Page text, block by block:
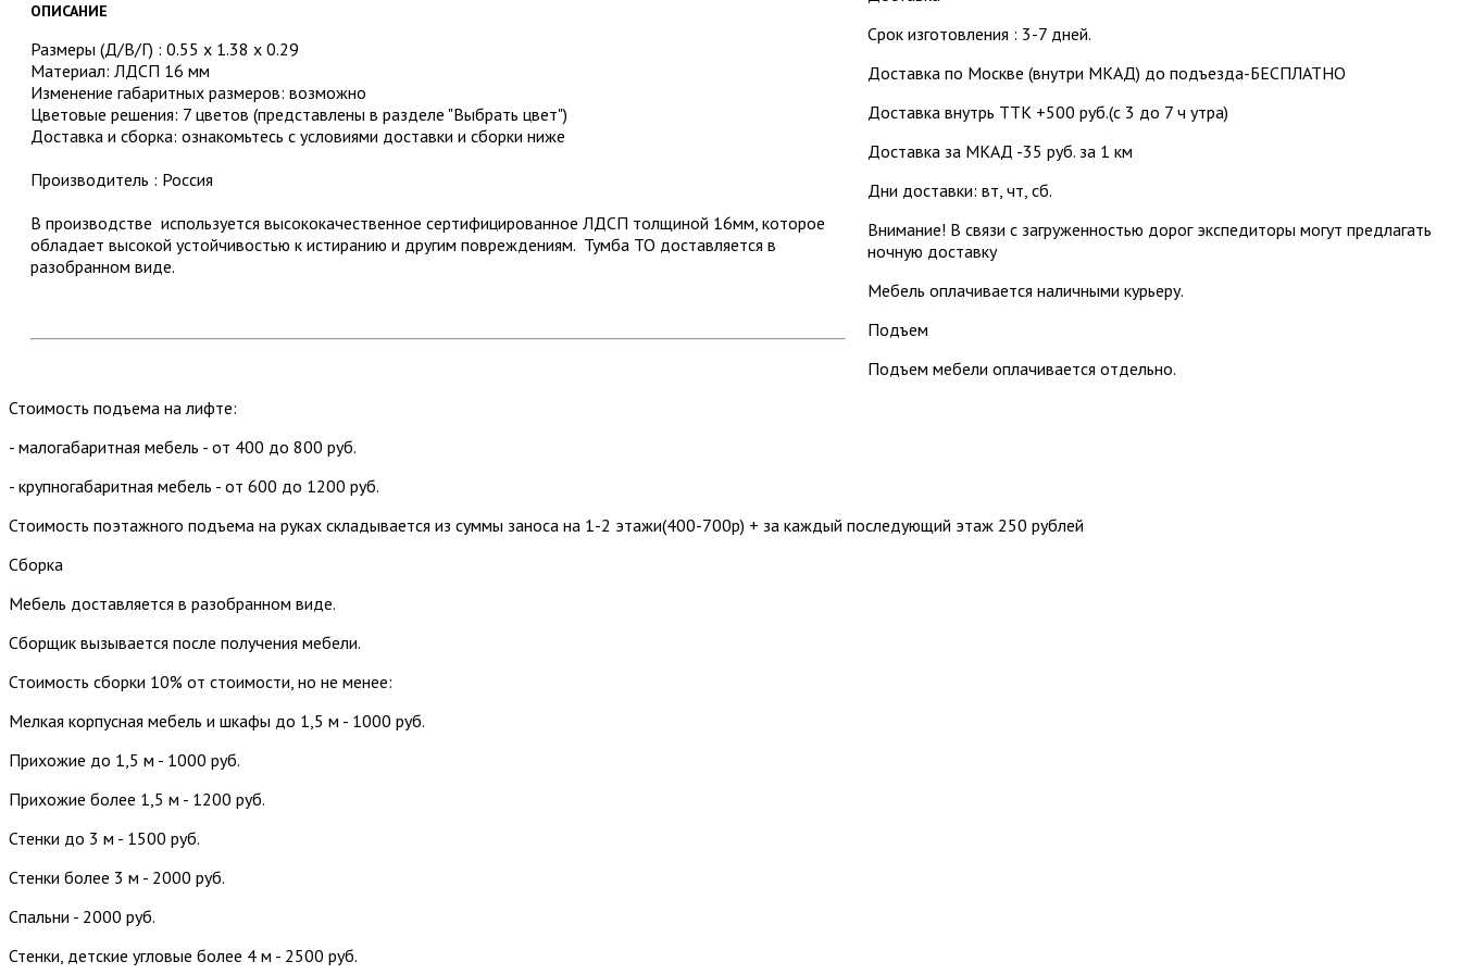
ОПИСАНИЕ
Размеры (Д/В/Г) : 0.55 x 1.38 x 0.29
Материал: ЛДСП 16 мм
Изменение габаритных размеров: возможно
Цветовые решения: 7 цветов (представлены в разделе "Выбрать цвет")
Доставка и сборка: ознакомьтесь с условиями доставки и сборки ниже
Производитель : Россия
В производстве используется высококачественное сертифицированное ЛДСП толщиной 16мм, которое
обладает высокой устойчивостью к истиранию и другим повреждениям. Тумба ТО доставляется в
разобранном виде.
Срок изготовления : 3-7 дней.
Доставка по Москве (внутри МКАД) до подъезда-БЕСПЛАТНО
Доставка внутрь ТТК +500 руб.(с 3 до 7 ч утра)
Доставка за МКАД -35 руб. за 1 км
Дни доставки: вт, чт, сб.
Внимание! В связи с загруженностью дорог экспедиторы могут предлагать
ночную доставку
Мебель оплачивается наличными курьеру.
Подъем
Подъем мебели оплачивается отдельно.
Стоимость подъема на лифте:
- малогабаритная мебель - от 400 до 800 руб.
- крупногабаритная мебель - от 600 до 1200 руб.
Стоимость поэтажного подъема на руках складывается из суммы заноса на 1-2 этажи(400-700р) + за каждый последующий этаж 250 рублей
Сборка
Мебель доставляется в разобранном виде.
Сборщик вызывается после получения мебели.
Стоимость сборки 10% от стоимости, но не менее:
Мелкая корпусная мебель и шкафы до 1,5 м - 1000 руб.
Прихожие до 1,5 м - 1000 руб.
Прихожие более 1,5 м - 1200 руб.
Стенки до 3 м - 1500 руб.
Стенки более 3 м - 2000 руб.
Спальни - 2000 руб.
Стенки, детские угловые более 4 м - 2500 руб.